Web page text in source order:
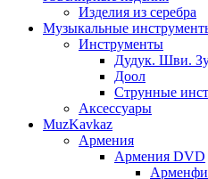
Изделия из серебра
Музыкальные
Инструменты
Дудук. Шви.
Доол
Струнные
Аксессуары
MuzKavkaz
Армения
Армения DVD